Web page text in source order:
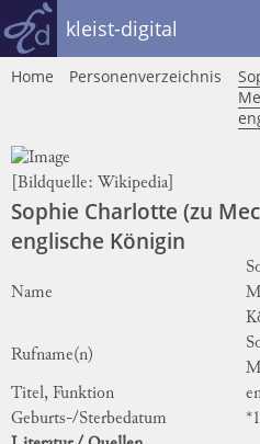
kleist-digital
Home Personenverzeichnis
[Bildquelle: Wikipedia
Sophie Charlotte (zu
englische Königin
Name
Rufname(n)
Titel, Funktion
Geburts-/Sterbedatum